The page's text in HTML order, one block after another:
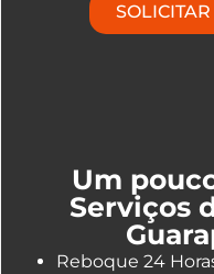
Um
Serviços
Reboque 24